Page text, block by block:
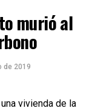
murió al
de 2019
vivienda de la